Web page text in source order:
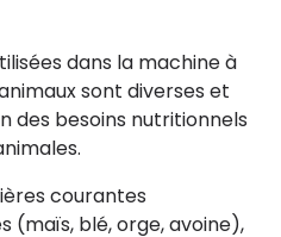
dans la machine à
sont diverses et
des besoins nutritionnels
courantes
(maïs, blé, orge, avoine),